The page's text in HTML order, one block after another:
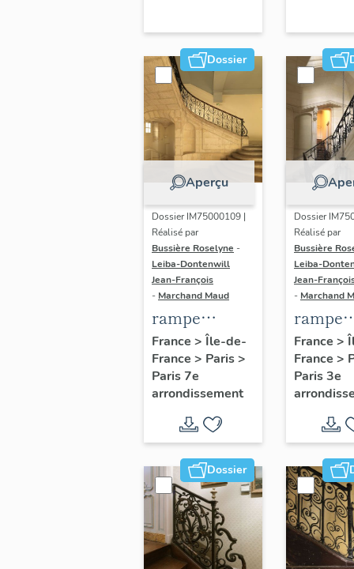
étudié)
Etat-
la
Dossier
Aperçu
Dossier IM75000109 |
Réalisé par
Bussière Roselyne -
Leiba-Dontenwill
Jean-François
- Marchand Maud
rampe
d'appui,
escalier du
noviciat des
dit hôtel de
l'Artillerie,
actuellement
Contrôle
général des
armées (non
étudié)
France > Île-de-
France > Paris>
Paris 7e
arrondissement
Dossier
Réalisé par
Bussière
Leiba-
Jean-
- Marchand
rampe
d'appui,
hôtel
ou
(non
France >
France >
Paris 3e
Dossier